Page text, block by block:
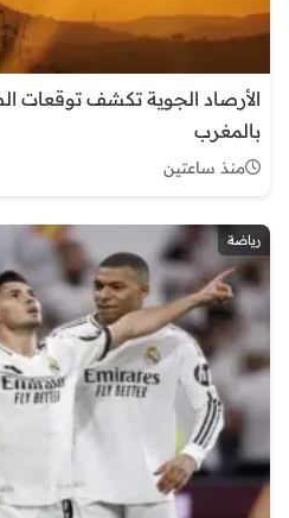
الأرصاد الجوية تكشف توقعات
بالمغرب
منذ ساعتين
رياضة